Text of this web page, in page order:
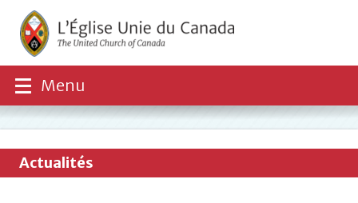
Menu
Actualités